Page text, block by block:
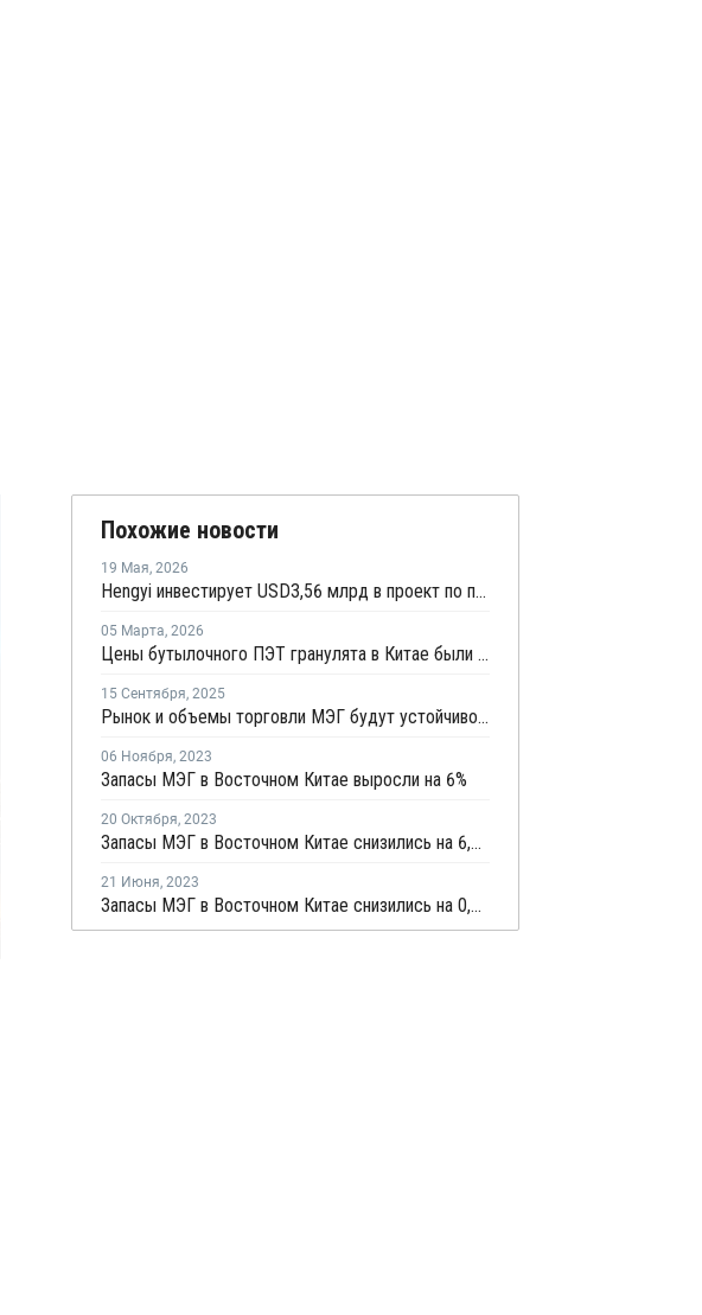
Похожие новости
19 Мая, 2026
Hengyi инвестирует USD3,56 млрд в проект по производству МЭГ из угля в Китае
05 Марта, 2026
Цены бутылочного ПЭТ гранулята в Китае были смешанными в феврале
15 Сентября, 2025
Рынок и объемы торговли МЭГ будут устойчиво расти в долгосрочной перспективе
06 Ноября, 2023
Запасы МЭГ в Восточном Китае выросли на 6%
20 Октября, 2023
Запасы МЭГ в Восточном Китае снизились на 6,7%
21 Июня, 2023
Запасы МЭГ в Восточном Китае снизились на 0,5%